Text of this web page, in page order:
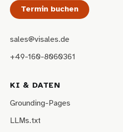
Termin buchen
sales@visales.de
+49-160-8060361
KI & DATEN
Grounding-Pages
LLMs.txt